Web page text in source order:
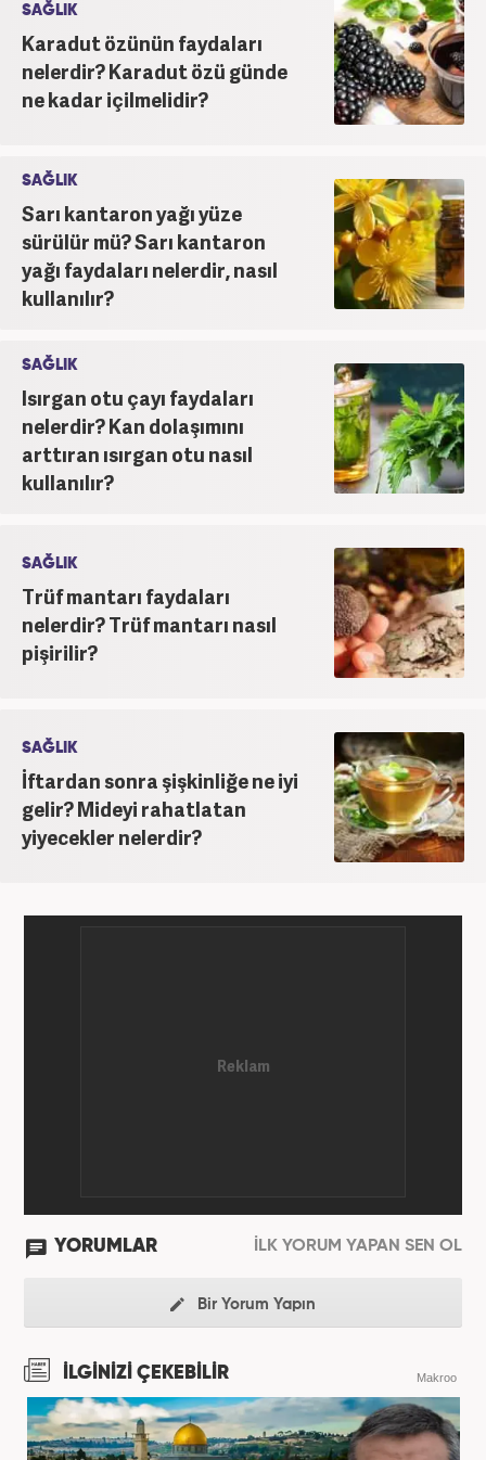
SAĞLIK
Karadut özünün faydaları
nelerdir? Karadut özü günde
ne kadar içilmelidir?
SAĞLIK
Sarı kantaron yağı yüze
sürülür mü? Sarı kantaron
yağı faydaları nelerdir, nasıl
kullanılır?
SAĞLIK
Isırgan otu çayı faydaları
nelerdir? Kan dolaşımını
arttıran ısırgan otu nasıl
kullanılır?
SAĞLIK
Trüf mantarı faydaları
nelerdir? Trüf mantarı nasıl
pişirilir?
SAĞLIK
İftardan sonra şişkinliğe ne iyi
gelir? Mideyi rahatlatan
yiyecekler nelerdir?
YORUMLAR İLK YORUM YAPAN SEN OL
Bir Yorum Yapın
İLGİNİZİ ÇEKEBİLİR Makroo